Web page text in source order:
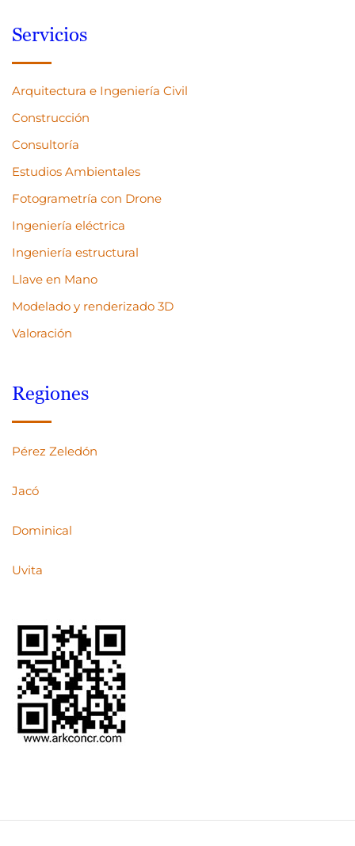
Servicios
Arquitectura e Ingeniería Civil
Construcción
Consultoría
Estudios Ambientales
Fotogrametría con Drone
Ingeniería eléctrica
Ingeniería estructural
Llave en Mano
Modelado y renderizado 3D
Valoración
Regiones
Pérez Zeledón
Jacó
Dominical
Uvita